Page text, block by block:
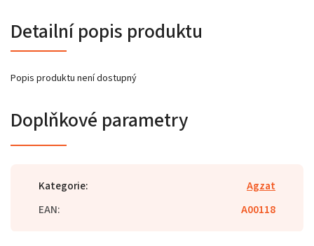
Detailní popis produktu
Popis produktu není dostupný
Doplňkové parametry
Kategorie:
Agzat
EAN: A00118